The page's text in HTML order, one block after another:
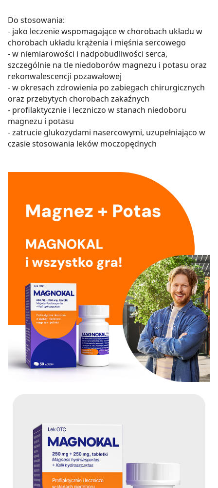
Do stosowania:
- jako leczenie wspomagające w chorobach układu w
chorobach układu krążenia i mięśnia sercowego
- w niemiarowości i nadpobudliwości serca,
szczególnie na tle niedoborów magnezu i potasu oraz
rekonwalescencji pozawałowej
- w okresach zdrowienia po zabiegach chirurgicznych
oraz przebytych chorobach zakaźnych
- profilaktycznie i leczniczo w stanach niedoboru
magnezu i potasu
- zatrucie glukozydami nasercowymi, uzupełniająco w
czasie stosowania leków moczopędnych